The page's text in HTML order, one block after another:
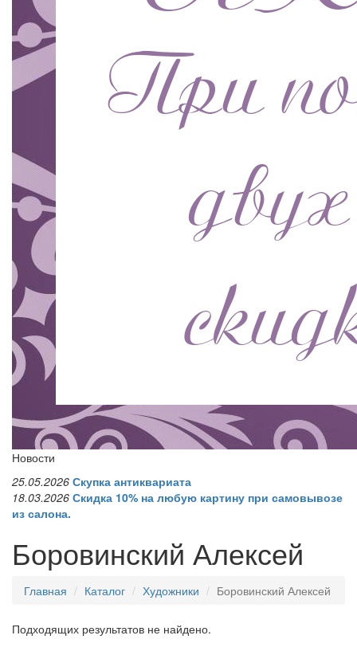
Новости
25.05.2026 Скупка антиквариата
18.03.2026 Скидка 10% на любую картину при самовывозе
из салона.
Боровинский Алексей
Главная Каталог Художники Боровинский Алексей
Подходящих результатов не найдено.